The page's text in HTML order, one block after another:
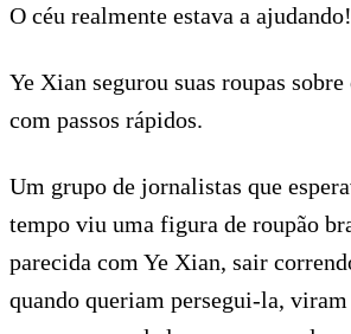
O céu realmente estava a ajudando!
Ye Xian segurou suas roupas
com passos rápidos.
Um grupo de jornalistas que
tempo viu uma figura de roupão
parecida com Ye Xian, sair
quando queriam persegui-la,